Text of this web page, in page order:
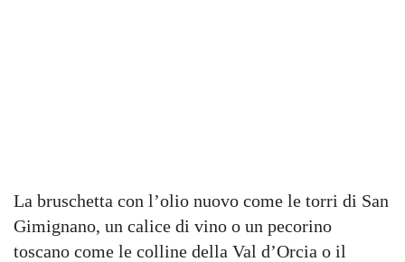
La bruschetta con l’olio nuovo come le torri di San
Gimignano, un calice di vino o un pecorino
toscano come le colline della Val d’Orcia o il